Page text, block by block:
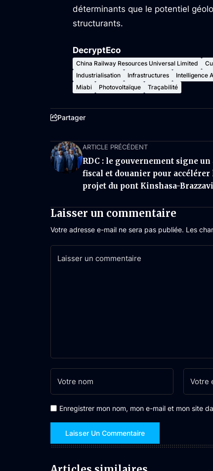
déterminants que le potentiel
structurants.
DecryptEco
China Railway Resources Universal Limited
Industrialisation
Infrastructures Intelligence
Miabi
Photovoltaïque Traçabilité
Partager
ARTICLE PRÉCÉDENT
RDC : le gouvernement signe un
fiscal et douanier pour accélérer
projet du pont Kinshasa-
Laisser un commentaire
Votre adresse e-mail ne sera pas publiée. Les
Enregistrer mon nom, mon e-mail et mon site